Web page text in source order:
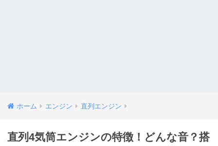
ホーム エンジン 直列エンジン
直列4気筒エンジンの特徴！どんな音？搭